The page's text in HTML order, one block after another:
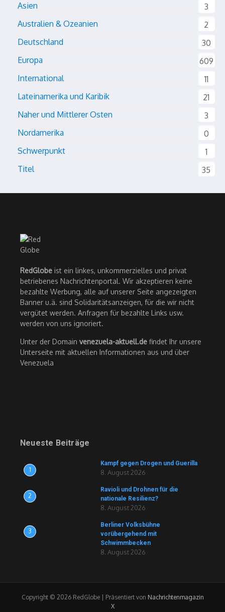
Asien
3
Australien & Ozeanien
2
Deutschland
30
Europa
609
International
11
Lateinamerika und Karibik
21
Naher und Mittlerer Osten
3
Nordamerika
0
Schwerpunkt
1
Titel
35
RedGlobe ist ein linkes, unkommerzielles und privat
betriebenes Nachrichtenportal. Wir akzeptieren keine
bezahlte Werbung, alle auf unserer Seite angezeigten
Banner u.ä. sind Solidaritätsanzeigen, für die wir nicht
vergütet werden. Anfragen für bezahlte Links usw.
werden von uns ignoriert.
Unter der Domain venezuela-aktuell.de findet Ihr unsere
Unterseite mit aktuellen Informationen aus und über
Venezuela
Neueste Beiträge
1
Kampf gegen Drogen und Guerilla
8. August 2026
2
Ravioli und Drohnen für die
nationale Resilienz?
8. August 2026
3
Berliner Volksbühne
vorübergehend mit
Schwimmbecken
8. August 2026
Copyright © 2026 RedGlobe | Präsentiert von Nachrichtenmagazin
X